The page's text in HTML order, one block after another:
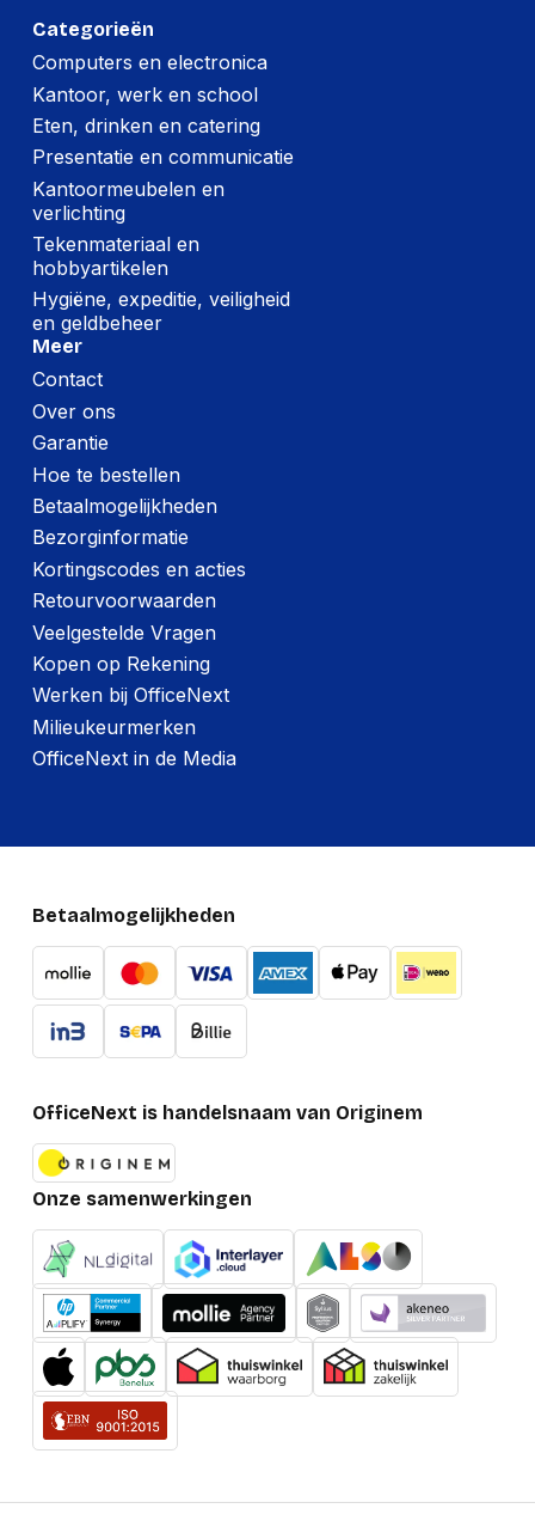
Categorieën
Computers en electronica
Kantoor, werk en school
Eten, drinken en catering
Presentatie en communicatie
Kantoormeubelen en
verlichting
Tekenmateriaal en
hobbyartikelen
Hygiëne, expeditie, veiligheid
en geldbeheer
Meer
Contact
Over ons
Garantie
Hoe te bestellen
Betaalmogelijkheden
Bezorginformatie
Kortingscodes en acties
Retourvoorwaarden
Veelgestelde Vragen
Kopen op Rekening
Werken bij OfficeNext
Milieukeurmerken
OfficeNext in de Media
Betaalmogelijkheden
OfficeNext is handelsnaam van Originem
Onze samenwerkingen